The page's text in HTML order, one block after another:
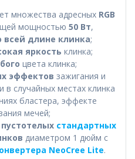
множества адресных RGB
мощностью 50 Вт,
всей длине клинка;
яркость клинка;
цвета клинка;
эффектов зажигания и
случайных местах клинка
бластера, эффекте
мечей;
пустотелых стандартных
диаметром 1 дюйм с
NeoCree Lite.